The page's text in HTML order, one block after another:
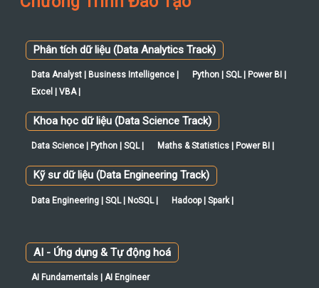
Phân tích dữ liệu (Data Analytics Track)
Data Analyst | Business Intelligence |
Python | SQL | Power BI |
Excel | VBA |
Khoa học dữ liệu (Data Science Track)
Data Science | Python | SQL | Maths & Statistics | Power BI |
Kỹ sư dữ liệu (Data Engineering Track)
Data Engineering | SQL | NoSQL | Hadoop | Spark |
AI - Ứng dụng & Tự động hoá
AI Fundamentals | AI Engineer